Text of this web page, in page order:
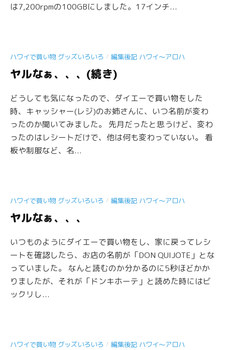
は7,200rpmの100GBにしました。17インチ...
ハワイで買い物 グッズいろいろ / 編集後記 ハワイ〜アロハ
ヤルなぁ、、、(続き)
どうしても気になったので、ダイエーで買い物をした
時、キャッシャー(レジ)のお姉さんに、いつ名前が変わ
ったのか聞いてみました。 先月だったと思うけど、変わ
ったのはレシートだけで、他は何も変わっていない。 看
板や制服など、名...
ハワイで買い物 グッズいろいろ / 編集後記 ハワイ〜アロハ
ヤルなぁ、、、
いつものようにダイエーで買い物をし、家に戻ってレシ
ートを確認したら、お店の名前が「DON QUIJOTE」とな
っていました。 なんと読むのか分かるのに5秒ほどかか
りましたが、それが「ドンキホーテ」と読めた時にはビ
ックリし...
ハワイで買い物 グッズいろいろ / 編集後記 ハワイ〜アロハ